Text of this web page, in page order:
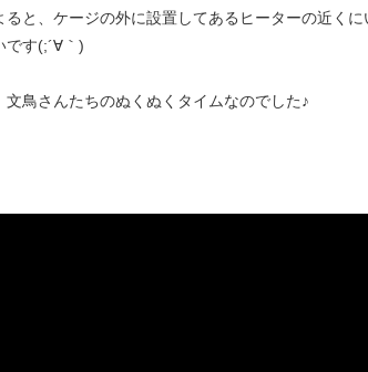
ると、ケージの外に設置してあるヒーターの近く
です(;´∀｀)
鳥さんたちのぬくぬくタイムなのでした♪